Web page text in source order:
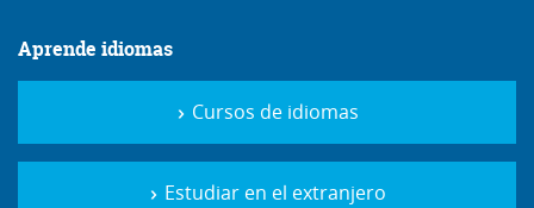
Aprende idiomas
Cursos de idiomas
Estudiar en el extranjero